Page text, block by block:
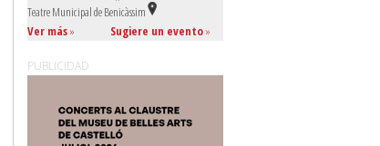
Teatre Municipal de Benicàssim
Ver más» Sugiere un evento»
PUBLICIDAD